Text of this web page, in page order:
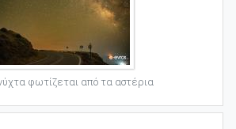
φωτίζεται από τα αστέρια